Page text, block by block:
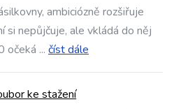
ambiciózně rozšiřuje
si nepůjčuje, ale vkládá do něj
očeká ... číst dále
ke stažení